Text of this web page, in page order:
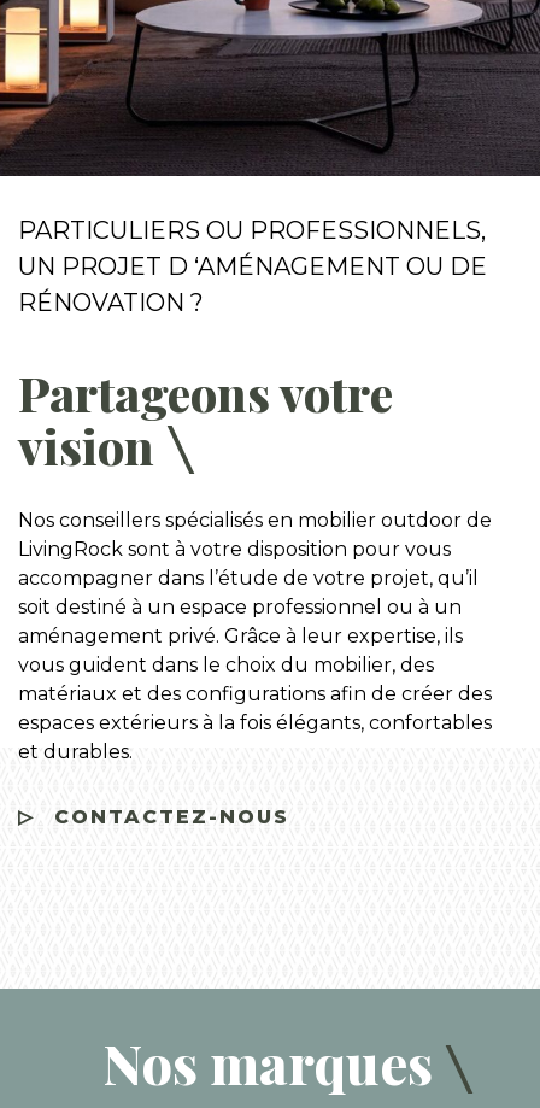
PARTICULIERS OU PROFESSIONNELS,
UN PROJET D ‘AMÉNAGEMENT OU DE
RÉNOVATION ?
Partageons votre
vision
Nos conseillers spécialisés en mobilier outdoor de
LivingRock sont à votre disposition pour vous
accompagner dans l’étude de votre projet, qu’il
soit destiné à un espace professionnel ou à un
aménagement privé. Grâce à leur expertise, ils
vous guident dans le choix du mobilier, des
matériaux et des configurations afin de créer des
espaces extérieurs à la fois élégants, confortables
et durables.
CONTACTEZ-NOUS
Nos marques